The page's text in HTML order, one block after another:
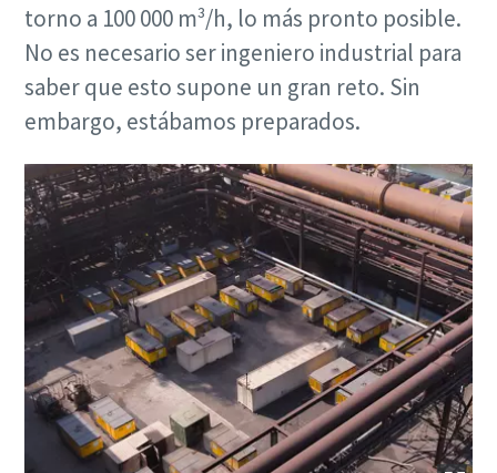
torno a 100 000 m³/h, lo más pronto posible.
No es necesario ser ingeniero industrial para
saber que esto supone un gran reto. Sin
embargo, estábamos preparados.